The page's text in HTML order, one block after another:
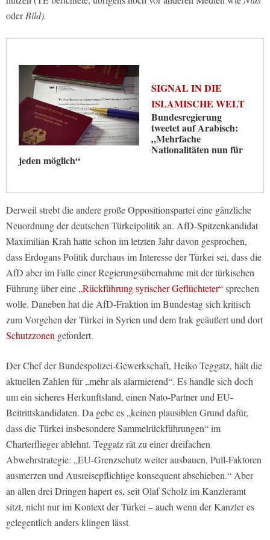
oderBild).
SIGNAL IN DIE
ISLAMISCHE WELT
Bundesregierung
tweetet auf Arabisch:
„Mehrfache
Nationalitäten nun für
jeden möglich“
Derweil strebt die andere große Oppositionspartei eine gänzliche
Neuordnung der deutschen Türkeipolitik an. AfD-Spitzenkandidat
Maximilian Krah hatte schon im letzten Jahr davon gesprochen,
dass Erdogans Politik durchaus im Interesse der Türkei sei, dass die
AfD aber im Falle einer Regierungsübernahme mit der türkischen
Führung über eine „Rückführung syrischer Geflüchteter“sprechen
wolle. Daneben hat die AfD-Fraktion im Bundestag sich kritisch
zum Vorgehen der Türkei in Syrien und dem Irak geäußert und dort
Schutzzonen gefordert.
Der Chef der Bundespolizei-Gewerkschaft, Heiko Teggatz, hält die
aktuellen Zahlen für „mehr als alarmierend“. Es handle sich doch
um ein sicheres Herkunftsland, einen Nato-Partner und EU-
Beitrittskandidaten. Da gebe es „keinen plausiblen Grund dafür,
dass die Türkei insbesondere Sammelrückführungen“ im
Charterflieger ablehnt. Teggatz rät zu einer dreifachen
Abwehrstrategie: „EU-Grenzschutz weiter ausbauen, Pull-Faktoren
ausmerzen und Ausreisepflichtige konsequent abschieben.“ Aber
an allen drei Dringen hapert es, seit Olaf Scholz im Kanzleramt
sitzt, nicht nur im Kontext der Türkei – auch wenn der Kanzler es
gelegentlich anders klingen lässt.